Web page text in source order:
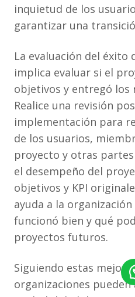
inquietud de los
garantizar una
La evaluación del éxito
implica evaluar si el
objetivos y entregó los
Realice una revisión
implementación para
de los usuarios,
proyecto y otras
el desempeño del
objetivos y KPI
ayuda a la
funcionó bien y qué
proyectos futuros.
Siguiendo estas
organizaciones